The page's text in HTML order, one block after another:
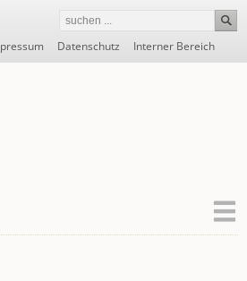
Datenschutz Interner Bereich